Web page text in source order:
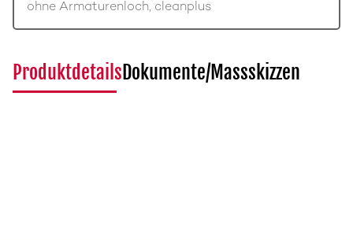
ohne Armaturenloch, cleanplus
ProduktdetailsDokumente/Massskizzen